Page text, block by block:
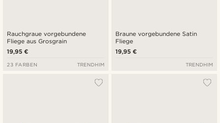
Rauchgraue vorgebundene
Fliege aus Grosgrain
19,95 €
23 FARBEN TRENDHIM
Braune vorgebundene Satin
Fliege
19,95 €
TRENDHIM